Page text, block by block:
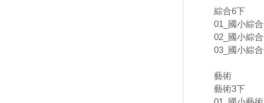
綜合6下
01_國小綜
02_國小綜
03_國小綜
藝術
藝術3下